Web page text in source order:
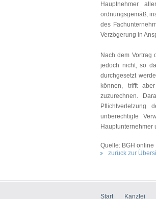
Hauptnehmer
ordnungsgemäß,
des
Verzögerung in
Nach dem Vortrag
jedoch nicht, so
durchgesetzt
können, trifft
zuzurechnen.
Pflichtverletzung
unberechtigte
Hauptunternehmer
Quelle: BGH online
zurück zur
Start Kanzlei